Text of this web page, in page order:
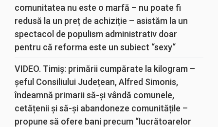
comunitatea nu este o marfă – nu poate fi
redusă la un preț de achiziție – asistăm la un
spectacol de populism administrativ doar
pentru că reforma este un subiect “sexy“
VIDEO. Timiș: primării cumpărate la kilogram –
șeful Consiliului Județean, Alfred Simonis,
îndeamnă primarii să-și vândă comunele,
cetățenii și să-și abandoneze comunitățile –
propune să ofere bani precum “lucrătoarelor